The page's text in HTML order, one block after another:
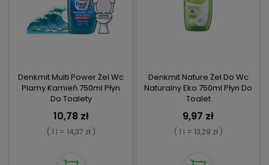
Denkmit Multi Power Żel Wc
Plamy Kamień 750ml Płyn
Do Toalety
10,78 zł
( 1 l = 14,37 zł )
Denkmit Nature Żel Do Wc
Naturalny Eko 750ml Płyn Do
Toalet
9,97 zł
( 1 l = 13,29 zł )